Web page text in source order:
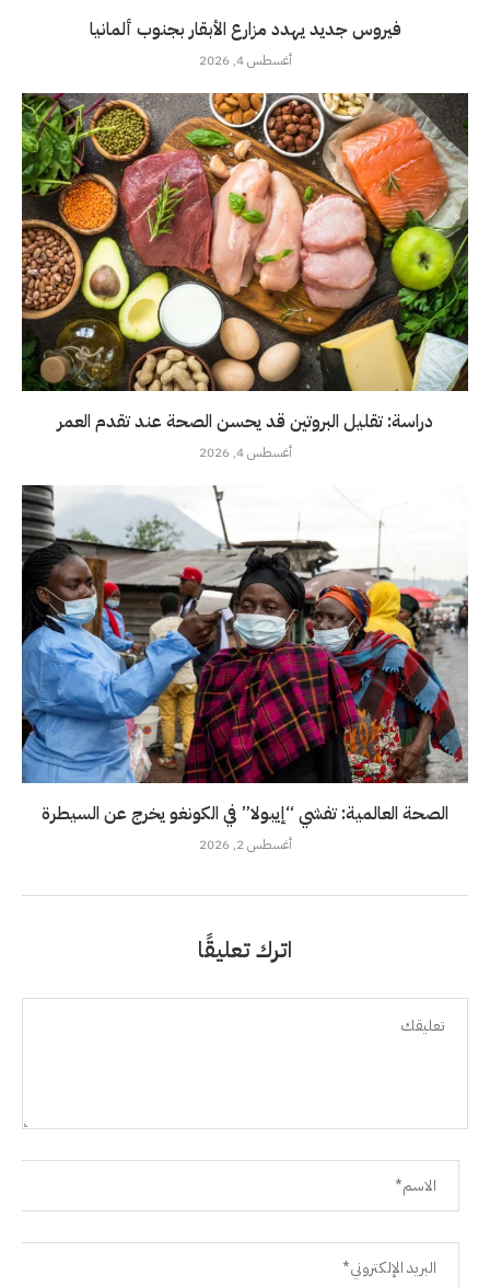
فيروس جديد يهدد مزارع الأبقار بجنوب ألمانيا
أغسطس 4, 2026
دراسة: تقليل البروتين قد يحسن الصحة عند تقدم العمر
أغسطس 4, 2026
الصحة العالمية: تفشي “إيبولا” في الكونغو يخرج عن السيطرة
أغسطس 2, 2026
اترك تعليقًا